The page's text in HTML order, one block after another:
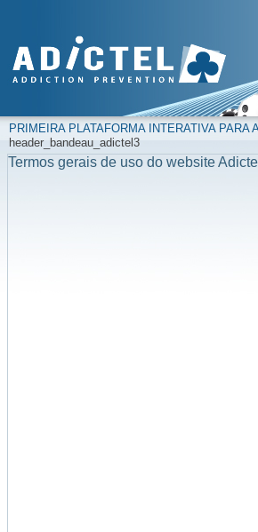
PRIMEIRA PLATAFORMA INTERATIVA
header_bandeau_adictel3
Termos gerais de uso do website Adictel